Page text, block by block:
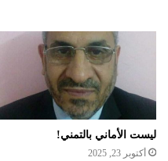
ليست الأماني بالتمني!
أكتوبر 23, 2025